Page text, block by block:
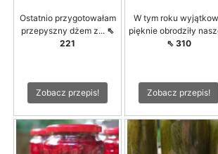
Ostatnio przygotowałam
przepyszny dżem z... ⇖
221
Zobacz przepis!
W tym roku
pięknie obrodziły
⇖ 310
Zobacz przepis!